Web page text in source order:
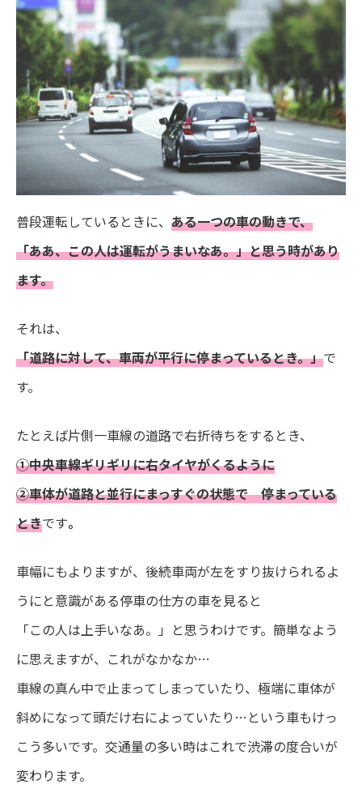
普段運転しているときに、ある一つの車の動きで、
「ああ、この人は運転がうまいなあ。」と思う時があり
ます。
それは、
「道路に対して、車両が平行に停まっているとき。」で
す。
たとえば片側一車線の道路で右折待ちをするとき、
①中央車線ギリギリに右タイヤがくるように
②車体が道路と並行にまっすぐの状態で 停まっている
ときです。
車幅にもよりますが、後続車両が左をすり抜けられるよ
うにと意識がある停車の仕方の車を見ると
「この人は上手いなあ。」と思うわけです。簡単なよう
に思えますが、これがなかなか…
車線の真ん中で止まってしまっていたり、極端に車体が
斜めになって頭だけ右によっていたり…という車もけっ
こう多いです。交通量の多い時はこれで渋滞の度合いが
変わります。